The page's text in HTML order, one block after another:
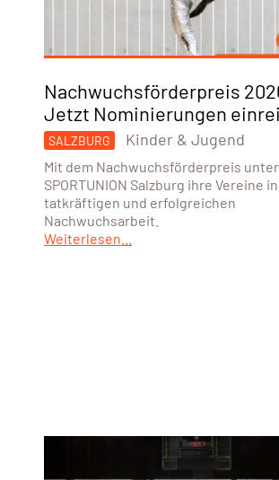
Nachwuchsförderpreis
Jetzt Nominierungen
SALZBURG Kinder & Jugend
Mit dem Nachwuchsförderpreis
SPORTUNION Salzburg ihre Vereine
tatkräftigen und erfolgreichen
Nachwuchsarbeit.
Weiterlesen...